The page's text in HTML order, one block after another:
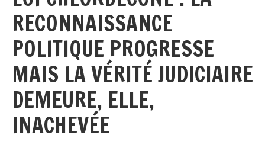
RECONNAISSANCE
POLITIQUE PROGRESSE
MAIS LA VÉRITÉ JUDICIAIRE
DEMEURE, ELLE,
INACHEVÉE